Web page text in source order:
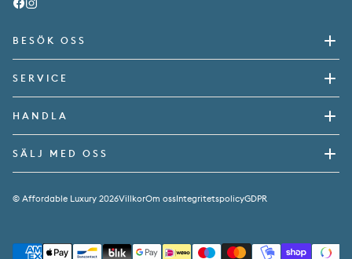
BESÖK OSS
SERVICE
HANDLA
SÄLJ MED OSS
© Affordable Luxury 2026VillkorOm ossIntegritetspolicyGDPR